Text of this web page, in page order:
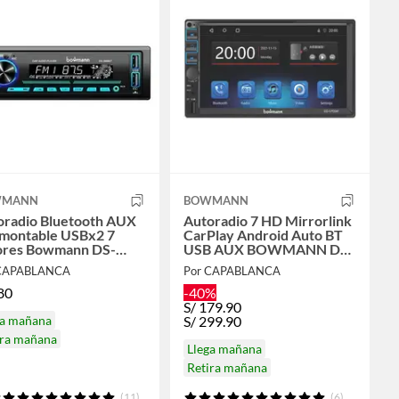
Bluetooth AUX
USBx2 7
Bowmann DS-
mañana
mañana
BOWMANN
Autoradio 7 HD Mirrorlink
CarPlay Android Auto BT
USB AUX BOWMANN DD-
5700W Auto Radio
Por CAPABLANCA
-40%
S/ 179.90
S/ 299.90
Llega mañana
Retira mañana